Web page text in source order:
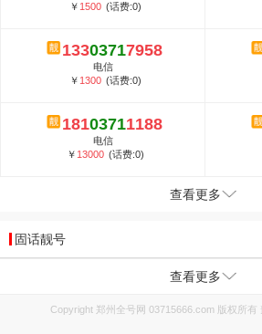
￥ 1500 (话费:0)
13303717958
电信
￥ 1300 (话费:0)
18103711188
电信
￥ 13000 (话费:0)
查看更多
固话靓号
查看更多
Copyright 郑州全号网 03715666.com 版权所有